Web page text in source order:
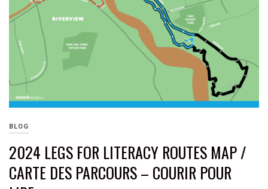
BLOG
2024 LEGS FOR LITERACY ROUTES MAP /
CARTE DES PARCOURS – COURIR POUR